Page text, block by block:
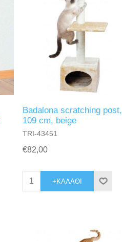
Badalona scratching post,
109 cm, beige
TRI-43451
€82,00
+ΚΑΛΆΘΙ